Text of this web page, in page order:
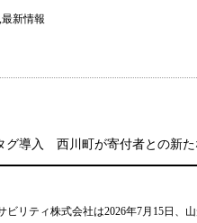
,最新情報
グ導入 西川町が寄付者との新
ビリティ株式会社は2026年7月15日、